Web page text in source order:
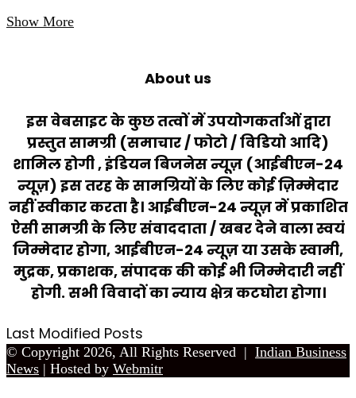
Show More
About us
इस वेबसाइट के कुछ तत्वों में उपयोगकर्ताओं द्वारा
प्रस्तुत सामग्री (समाचार / फोटो / विडियो आदि)
शामिल होगी , इंडियन बिजनेस न्यूज़ (आईबीएन-24
न्यूज़) इस तरह के सामग्रियों के लिए कोई ज़िम्मेदार
नहीं स्वीकार करता है। आईबीएन-24 न्यूज़ में प्रकाशित
ऐसी सामग्री के लिए संवाददाता / खबर देने वाला स्वयं
जिम्मेदार होगा, आईबीएन-24 न्यूज़ या उसके स्वामी,
मुद्रक, प्रकाशक, संपादक की कोई भी जिम्मेदारी नहीं
होगी. सभी विवादों का न्याय क्षेत्र कटघोरा होगा।
Last Modified Posts
© Copyright 2026, All Rights Reserved | Indian Business
News | Hosted by Webmitr